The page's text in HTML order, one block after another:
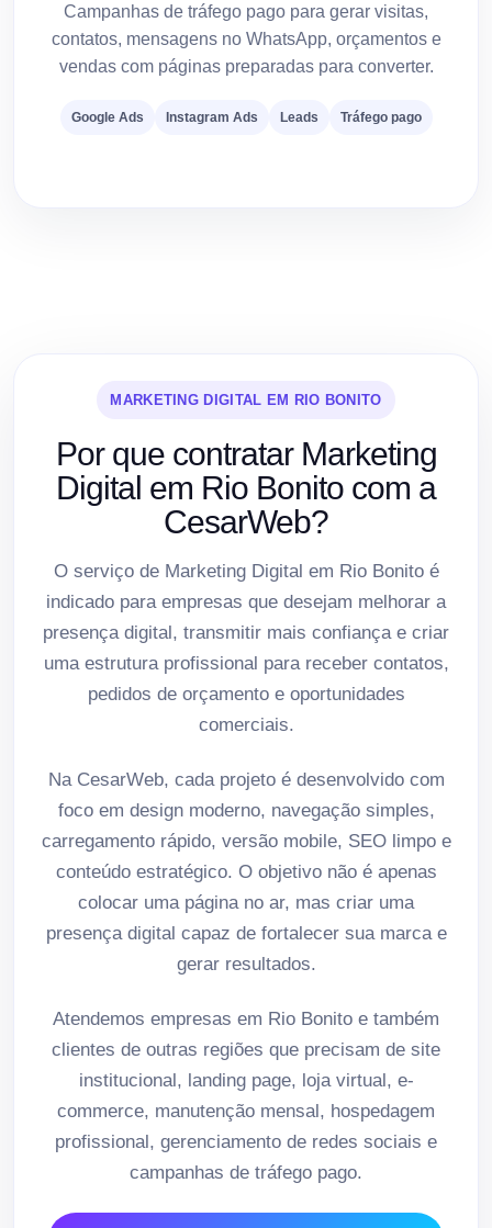
Campanhas de tráfego pago para gerar visitas,
contatos, mensagens no WhatsApp, orçamentos e
vendas com páginas preparadas para converter.
Google Ads Instagram Ads Leads Tráfego pago
MARKETING DIGITAL EM RIO BONITO
Por que contratar Marketing
Digital em Rio Bonito com a
CesarWeb?
O serviço de Marketing Digital em Rio Bonito é
indicado para empresas que desejam melhorar a
presença digital, transmitir mais confiança e criar
uma estrutura profissional para receber contatos,
pedidos de orçamento e oportunidades
comerciais.
Na CesarWeb, cada projeto é desenvolvido com
foco em design moderno, navegação simples,
carregamento rápido, versão mobile, SEO limpo e
conteúdo estratégico. O objetivo não é apenas
colocar uma página no ar, mas criar uma
presença digital capaz de fortalecer sua marca e
gerar resultados.
Atendemos empresas em Rio Bonito e também
clientes de outras regiões que precisam de site
institucional, landing page, loja virtual, e-
commerce, manutenção mensal, hospedagem
profissional, gerenciamento de redes sociais e
campanhas de tráfego pago.